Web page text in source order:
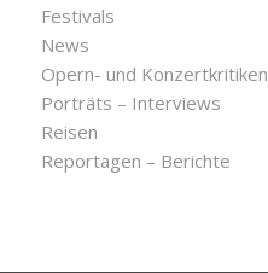
Festivals
News
Opern- und Konzertkritiken
Porträts – Interviews
Reisen
Reportagen – Berichte